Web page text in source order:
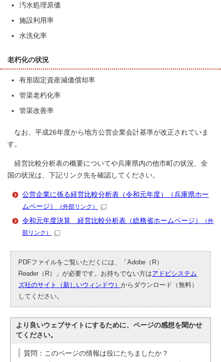
汚水処理原価
施設利用率
水洗化率
老朽化の状況
有形固定資産減価償却率
管渠老朽化率
管渠改善率
なお、平成26年度から地方公営企業会計基準が改正されていま
す。
経営比較分析表の概要についてや兵庫県内の他市町の状況、全
国の状況は、下記リンク先を確認してください。
公営企業に係る経営比較分析表（令和元年度）（兵庫県ホー
ムページ）
（外部リンク）
令和元年度決算 経営比較分析表（総務省ホームページ）
（外
部リンク）
PDFファイルをご覧いただくには、「Adobe（R）
Reader（R）」が必要です。お持ちでない方はアドビシステム
ズ社のサイト（新しいウィンドウ）からダウンロード（無料）
してください。
より良いウェブサイトにするために、ページの感想を聞かせ
てください。
質問：このページの情報は役にたちましたか？